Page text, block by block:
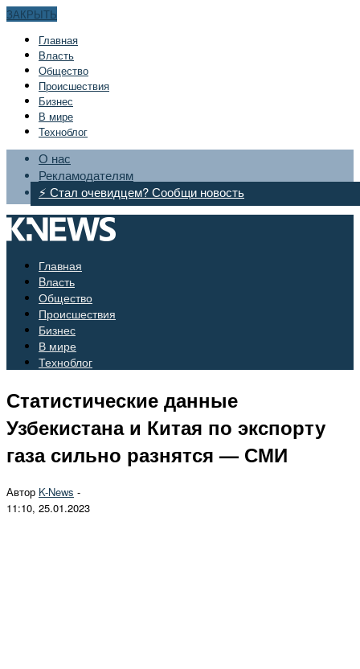
ЗАКРЫТЬ
Главная
Bласть
Общество
Происшествия
Бизнес
В мире
Техноблог
О нас
Рекламодателям
⚡ Стал очевидцем? Сообщи новость
Главная
Bласть
Общество
Происшествия
Бизнес
В мире
Техноблог
Статистические данные
Узбекистана и Китая по экспорту
газа сильно разнятся — СМИ
Автор K-News -
11:10, 25.01.2023